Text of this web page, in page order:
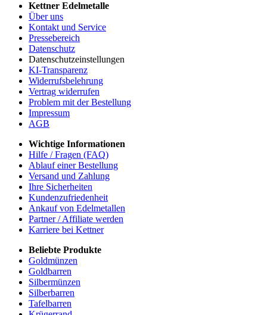
Kettner Edelmetalle
Über uns
Kontakt und Service
Pressebereich
Datenschutz
Datenschutzeinstellungen
KI-Transparenz
Widerrufsbelehrung
Vertrag widerrufen
Problem mit der Bestellung
Impressum
AGB
Wichtige Informationen
Hilfe / Fragen (FAQ)
Ablauf einer Bestellung
Versand und Zahlung
Ihre Sicherheiten
Kundenzufriedenheit
Ankauf von Edelmetallen
Partner / Affiliate werden
Karriere bei Kettner
Beliebte Produkte
Goldmünzen
Goldbarren
Silbermünzen
Silberbarren
Tafelbarren